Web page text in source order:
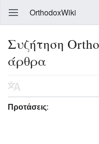
OrthodoxWiki
Συζήτηση
άρθρα
Προτάσεις: